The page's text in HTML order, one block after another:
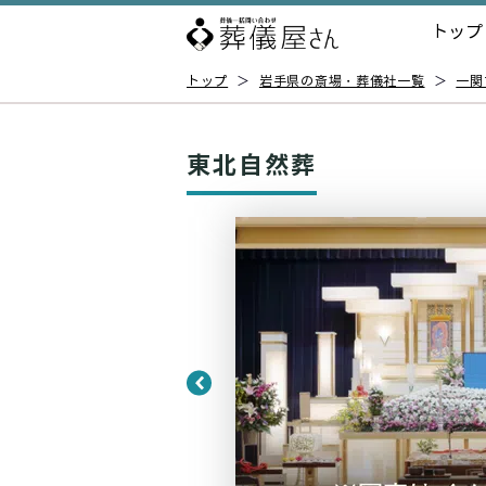
トップ
トップ ＞ 岩手県の斎場・葬儀社一覧 ＞ 一
東北自然葬